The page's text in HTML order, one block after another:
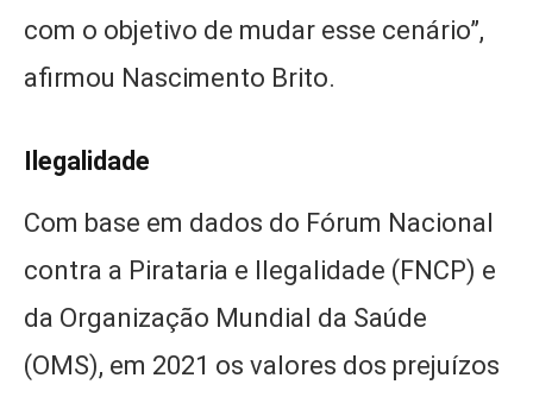
com o objetivo de mudar esse cenário”,
afirmou Nascimento Brito.
Ilegalidade
Com base em dados do Fórum Nacional
contra a Pirataria e Ilegalidade (FNCP) e
da Organização Mundial da Saúde
(OMS), em 2021 os valores dos prejuízos